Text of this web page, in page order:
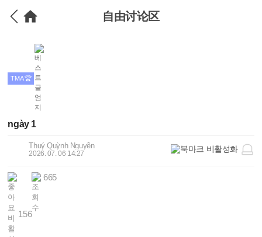
自由讨论区
TMA 🏆
ngày 1
Thuý Quỳnh Nguyễn
2026. 07. 06 14:27
156
665